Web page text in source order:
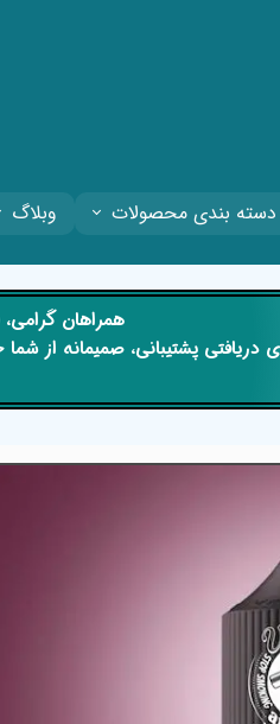
دسته بندی محصولات وبلاگ
​​همراهان
پشتیبانی، صمیمانه از